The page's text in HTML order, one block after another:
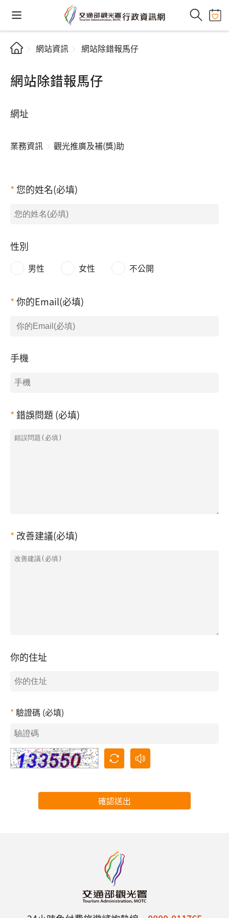
網站資訊 網站除錯報馬仔
網站除錯報馬仔
網址
業務資訊 觀光推廣及補(獎)助
您的姓名(必填)
性別
男性 女性 不公開
你的Email(必填)
手機
錯誤問題 (必填)
改善建議(必填)
你的住址
驗證碼 (必填)
確認送出